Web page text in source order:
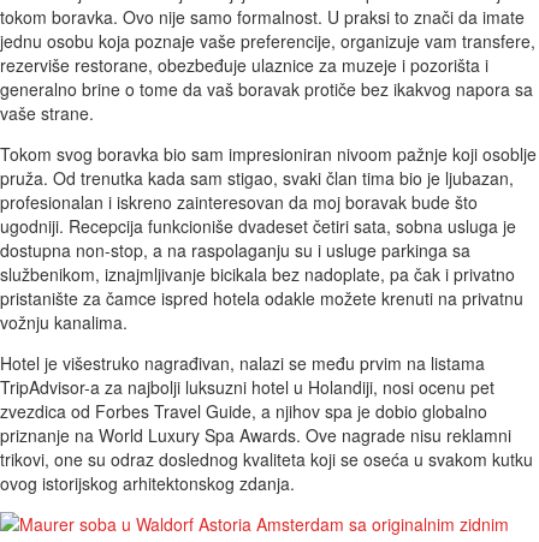
tokom boravka. Ovo nije samo formalnost. U praksi to znači da imate
jednu osobu koja poznaje vaše preferencije, organizuje vam transfere,
rezerviše restorane, obezbeđuje ulaznice za muzeje i pozorišta i
generalno brine o tome da vaš boravak protiče bez ikakvog napora sa
vaše strane.
Tokom svog boravka bio sam impresioniran nivoom pažnje koji osoblje
pruža. Od trenutka kada sam stigao, svaki član tima bio je ljubazan,
profesionalan i iskreno zainteresovan da moj boravak bude što
ugodniji. Recepcija funkcioniše dvadeset četiri sata, sobna usluga je
dostupna non-stop, a na raspolaganju su i usluge parkinga sa
službenikom, iznajmljivanje bicikala bez nadoplate, pa čak i privatno
pristanište za čamce ispred hotela odakle možete krenuti na privatnu
vožnju kanalima.
Hotel je višestruko nagrađivan, nalazi se među prvim na listama
TripAdvisor-a za najbolji luksuzni hotel u Holandiji, nosi ocenu pet
zvezdica od Forbes Travel Guide, a njihov spa je dobio globalno
priznanje na World Luxury Spa Awards. Ove nagrade nisu reklamni
trikovi, one su odraz doslednog kvaliteta koji se oseća u svakom kutku
ovog istorijskog arhitektonskog zdanja.